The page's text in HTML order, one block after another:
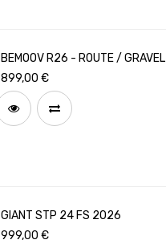
BEMOOV R26 - ROUTE / GRAVEL
899,00 €
GIANT STP 24 FS 2026
999,00 €